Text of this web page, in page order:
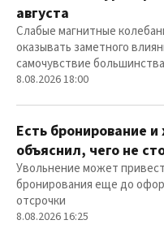
августа
Слабые магнитные
оказывать заметного
самочувствие
8.08.2026 18:00
Есть бронирование
объяснил, чего не
Увольнение может
бронирования еще до
отсрочки
8.08.2026 16:25